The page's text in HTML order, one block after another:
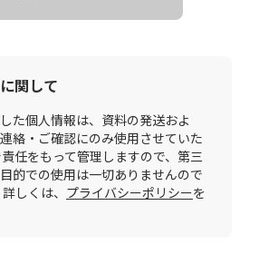
関して
た個人情報は、資料の発送およ
絡・ご確認にのみ使用させていた
任をもって管理しますので、第三
的での使用は一切ありませんので
しくは、 プライバシーポリシーを